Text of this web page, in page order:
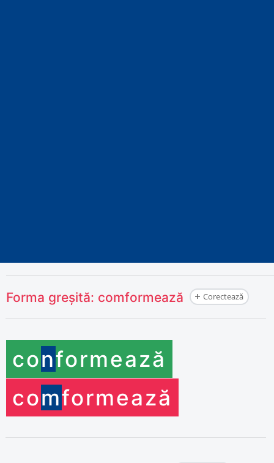
Forma greșită: comformează Corectează
conformează
comformează